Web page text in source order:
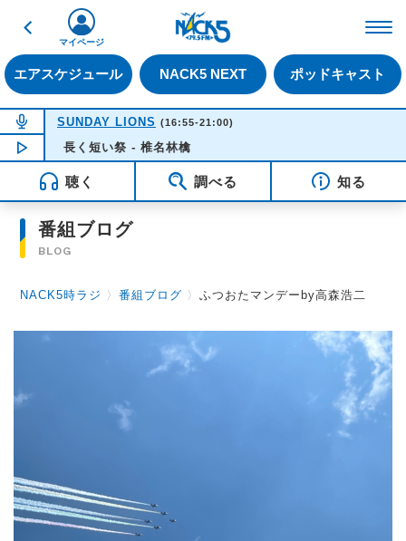
戻る
エアスケジュール NACK5 NEXT ポッドキャスト
マイページ
NOW ON AIR
SUNDAY LIONS (16:55-21:00)
NOW PLAYING 16:35
長く短い祭 - 椎名林檎
聴く 調べる 知る
番組ブログ
BLOG
NACK5時ラジ 〉番組ブログ 〉ふつおたマンデーby高森浩二